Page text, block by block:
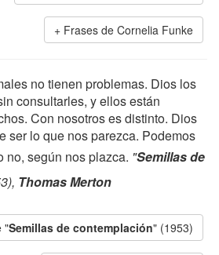
Frases de Cornelia Funke
no tienen problemas. Dios los
consultarles, y ellos están
Con nosotros es distinto. Dios
ser lo que nos parezca. Podemos
no, según nos plazca. "Semillas de
Thomas Merton
"Semillas de contemplación" (1953)